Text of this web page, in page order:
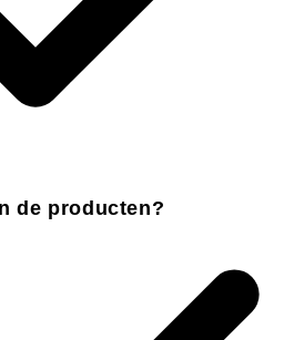
de producten?